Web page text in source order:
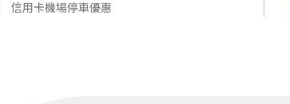
信用卡機場停車優惠